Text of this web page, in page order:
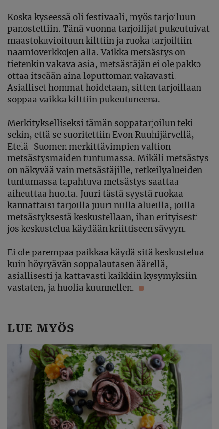
Koska kyseessä oli festivaali, myös tarjoiluun
panostettiin. Tänä vuonna tarjoilijat pukeutuivat
maastokuvioituun kilttiin ja ruoka tarjoiltiin
naamioverkkojen alla. Vaikka metsästys on
tietenkin vakava asia, metsästäjän ei ole pakko
ottaa itseään aina loputtoman vakavasti.
Asialliset hommat hoidetaan, sitten tarjoillaan
soppaa vaikka kilttiin pukeutuneena.
Merkitykselliseksi tämän soppatarjoilun teki
sekin, että se suoritettiin Evon Ruuhijärvellä,
Etelä-Suomen merkittävimpien valtion
metsästysmaiden tuntumassa. Mikäli metsästys
on näkyvää vain metsästäjille, retkeilyalueiden
tuntumassa tapahtuva metsästys saattaa
aiheuttaa huolta. Juuri tästä syystä ruokaa
kannattaisi tarjoilla juuri niillä alueilla, joilla
metsästyksestä keskustellaan, ihan erityisesti
jos keskustelua käydään kriittiseen sävyyn.
Ei ole parempaa paikkaa käydä sitä keskustelua
kuin höyryävän soppalautasen äärellä,
asiallisesti ja kattavasti kaikkiin kysymyksiin
vastaten, ja huolia kuunnellen.
LUE MYÖS